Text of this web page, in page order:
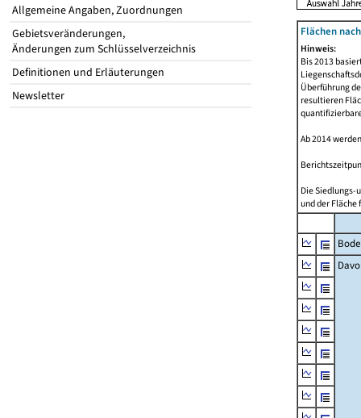
Allgemeine Angaben, Zuordnungen
Gebietsveränderungen,
Änderungen zum Schlüsselverzeichnis
Definitionen und Erläuterungen
Newsletter
Flächen
Hinweis:
Bis 2013
Überführung
resultieren
Ab 2014
Die Siedlungs-
und der Fläche